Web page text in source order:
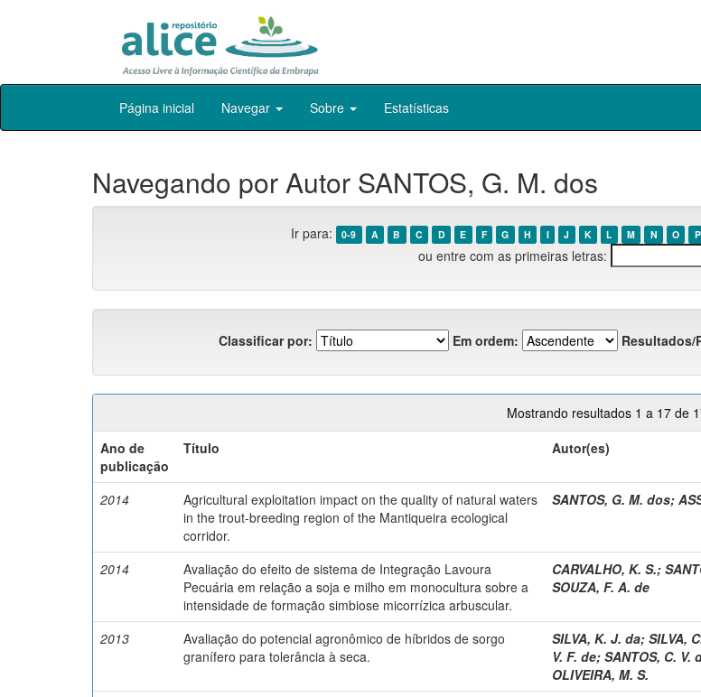
Skip
Página inicial Navegar Sobre Estatísticas
Navegando por Autor SANTOS, G. M. dos
Ir para: 0-9 A B C D E F G H I J K L M N O P
ou entre com as primeiras letras:
Classificar por: Em ordem: Resultados/
Mostrando resultados 1 a 17 de
Ano de
publicação
Título Autor(es)
2014
Agricultural exploitation impact on the quality of natural waters
in the trout-breeding region of the Mantiqueira ecological
corridor.
SANTOS, G. M. dos;
2014
Avaliação do efeito de sistema de Integração Lavoura
Pecuária em relação a soja e milho em monocultura sobre a
intensidade de formação simbiose micorrízica arbuscular.
CARVALHO, K. S.;
SOUZA, F. A. de
2013
Avaliação do potencial agronômico de híbridos de sorgo
granífero para tolerância à seca.
SILVA, K. J. da; SILVA,
V. F. de; SANTOS, C. V.
OLIVEIRA, M. S.